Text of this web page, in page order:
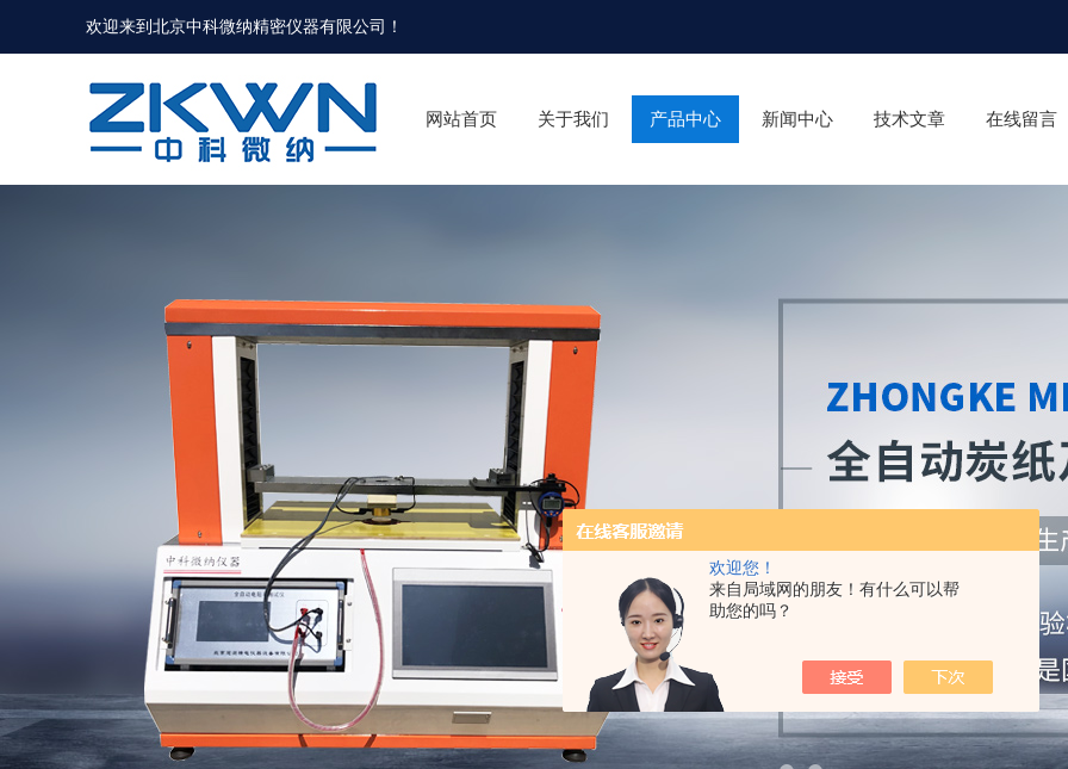
欢迎您！
来自局域网的朋友！有什么可以帮
助您的吗？
欢迎来到北京中科微纳精密仪器有限公司！
网站首页 关于我们 产品中心 新闻中心 技术文章 在线留言